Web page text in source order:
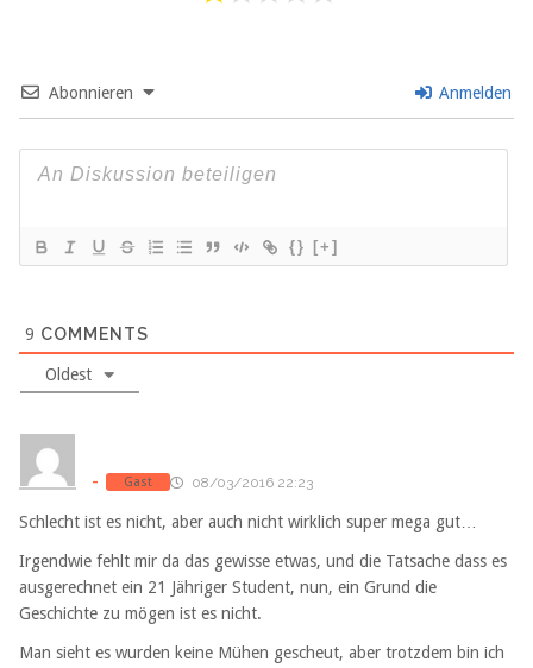
Abonnieren Anmelden
{} [+]
9 COMMENTS
Oldest
- Gast 08/03/2016 22:23
Schlecht ist es nicht, aber auch nicht wirklich super mega gut…
Irgendwie fehlt mir da das gewisse etwas, und die Tatsache dass es
ausgerechnet ein 21 Jähriger Student, nun, ein Grund die
Geschichte zu mögen ist es nicht.
Man sieht es wurden keine Mühen gescheut, aber trotzdem bin ich